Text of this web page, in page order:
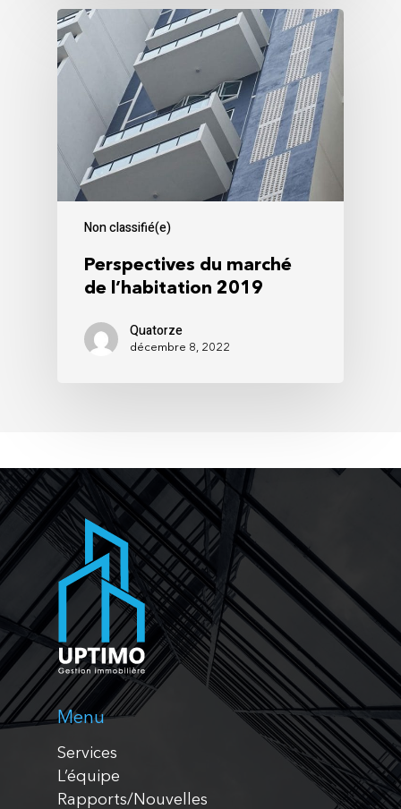
Non classifié(e)
Perspectives du marché
de l’habitation 2019
Quatorze
décembre 8, 2022
Menu
Services
L’équipe
Rapports/Nouvelles